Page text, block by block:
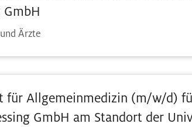
GmbH
Ärzte
für Allgemeinmedizin (m/w/d)
GmbH am Standort der